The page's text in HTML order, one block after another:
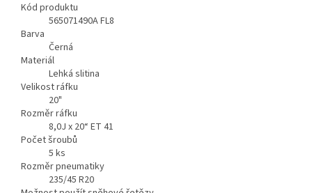
Kód produktu
565071490A FL8
Barva
Černá
Materiál
Lehká slitina
Velikost ráfku
20"
Rozměr ráfku
8,0J x 20“ ET 41
Počet šroubů
5 ks
Rozměr pneumatiky
235/45 R20